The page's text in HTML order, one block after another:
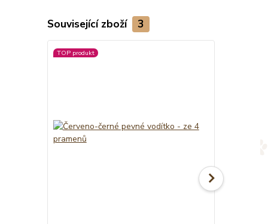
Související zboží 3
TOP produkt